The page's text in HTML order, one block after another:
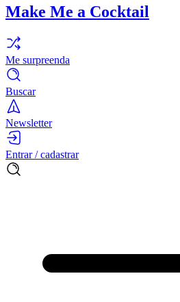
Make Me a Cocktail
Me surpreenda
Buscar
Newsletter
Entrar / cadastrar